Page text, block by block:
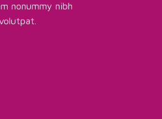
nonummy nibh